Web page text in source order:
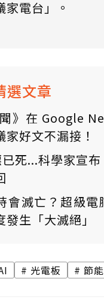
電台」。
選文章
》在 Google
家好文不漏接！
已死...科學家宣
會滅亡？超級電
生「大滅絕」
光電板 節